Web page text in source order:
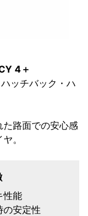
4＋
ッチバック・ハ
た路面での安心感
。
性能
の安定性